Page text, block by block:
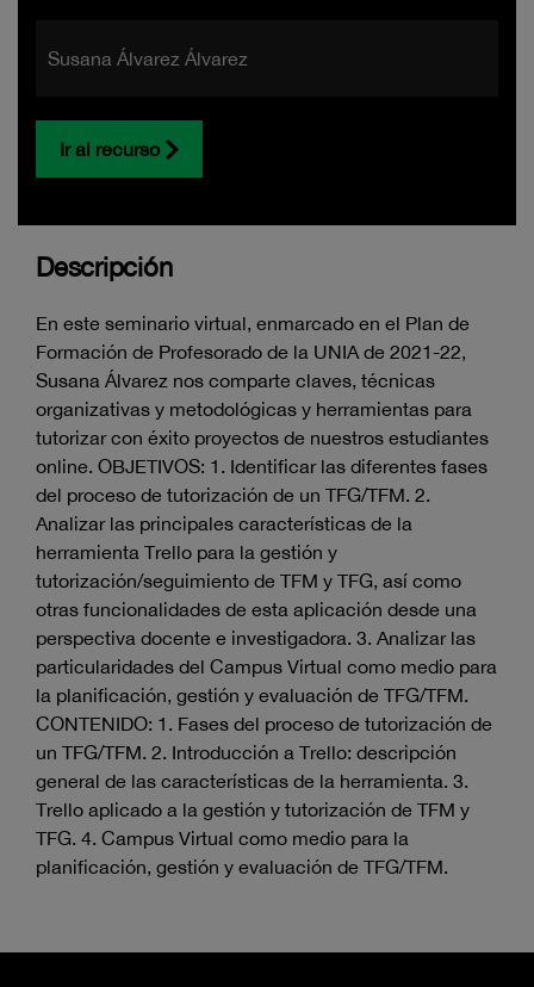
Susana Álvarez Álvarez
Ir al recurso
Descripción
En este seminario virtual, enmarcado en el Plan de
Formación de Profesorado de la UNIA de 2021-22,
Susana Álvarez nos comparte claves, técnicas
organizativas y metodológicas y herramientas para
tutorizar con éxito proyectos de nuestros estudiantes
online. OBJETIVOS: 1. Identificar las diferentes fases
del proceso de tutorización de un TFG/TFM. 2.
Analizar las principales características de la
herramienta Trello para la gestión y
tutorización/seguimiento de TFM y TFG, así como
otras funcionalidades de esta aplicación desde una
perspectiva docente e investigadora. 3. Analizar las
particularidades del Campus Virtual como medio para
la planificación, gestión y evaluación de TFG/TFM.
CONTENIDO: 1. Fases del proceso de tutorización de
un TFG/TFM. 2. Introducción a Trello: descripción
general de las características de la herramienta. 3.
Trello aplicado a la gestión y tutorización de TFM y
TFG. 4. Campus Virtual como medio para la
planificación, gestión y evaluación de TFG/TFM.